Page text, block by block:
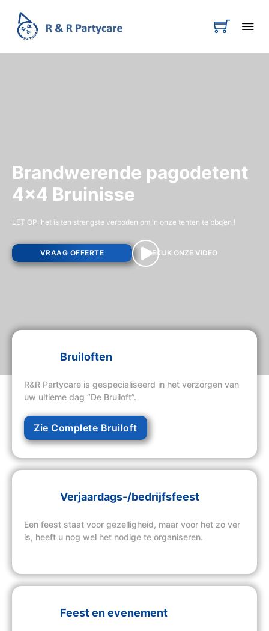
Brandwerende pagodetent
4x4 Bruinisse
LET OP: het is ten strengste verboden om in onze tenten te bbq’en !
VRAAG OFFERTE BEKIJK ONZE VIDEO
Bruiloften
R&R Partycare is gespecialiseerd in het verzorgen van
uw ultieme dag “De Bruiloft”.
Zie Complete Bruiloft
Verjaardags-/bedrijfsfeest
Een feest staat voor gezelligheid, maar voor het zo ver
is, heeft u nog wel het nodige te organiseren.
Feest en evenement